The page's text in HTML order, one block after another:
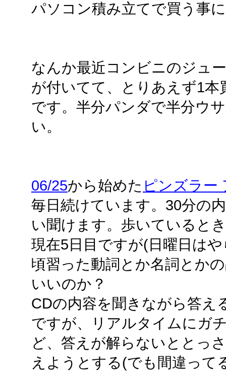
パソコン積み立てで買う事
なんか最近コンビニのジュ
が付いてて、とりあえず1
です。半分パンダで半分ウ
い。
06/25から始めた ピンズラー
毎日続けています。30分の
い聞けます。歩いていると
現在5日目ですが(日曜日は
頃習った動詞とか名詞とか
いいのか？
CDの内容を聞きながら答え
ですが、リアルタイムにガ
ど、答えが解らないととっ
えようとする(でも間違って